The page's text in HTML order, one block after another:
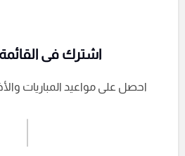
إرسال تعليق
اشترك فى القائمة
احصل على مواعيد المباريات